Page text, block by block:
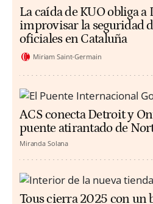
La caída de KUO obliga a
improvisar la seguridad
oficiales en Cataluña
Miriam Saint-Germain
ACS conecta Detroit y
puente atirantado de
Miranda Solana
Tous cierra 2025 con un